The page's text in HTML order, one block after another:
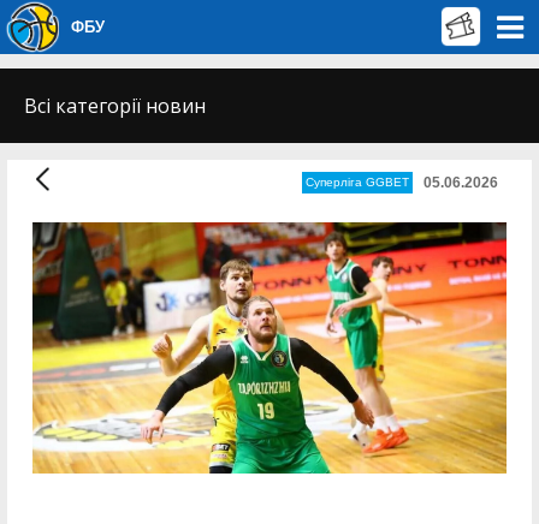
ФБУ
Всі категорії новин
Суперліга GGBET 05.06.2026